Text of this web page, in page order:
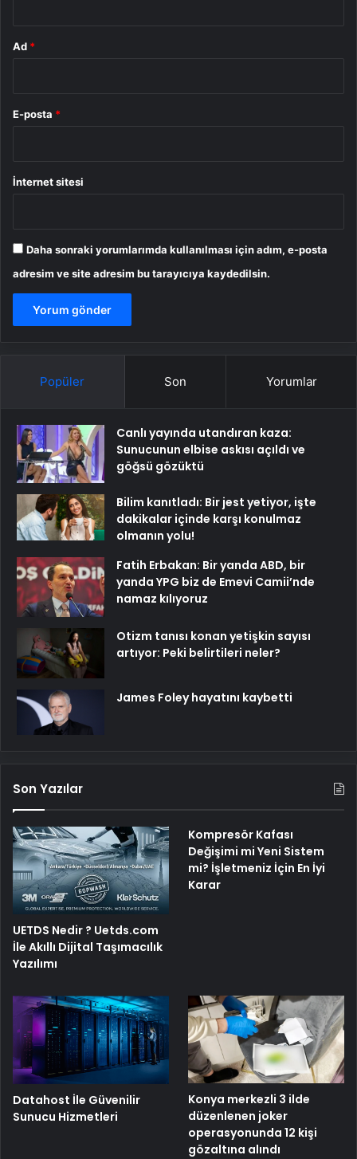
Ad *
E-posta *
İnternet sitesi
Daha sonraki yorumlarımda kullanılması için adım, e-posta
adresim ve site adresim bu tarayıcıya kaydedilsin.
Popüler Son Yorumlar
Canlı yayında utandıran kaza:
Sunucunun elbise askısı açıldı ve
göğsü gözüktü
Bilim kanıtladı: Bir jest yetiyor, işte
dakikalar içinde karşı konulmaz
olmanın yolu!
Fatih Erbakan: Bir yanda ABD, bir
yanda YPG biz de Emevi Camii’nde
namaz kılıyoruz
Otizm tanısı konan yetişkin sayısı
artıyor: Peki belirtileri neler?
James Foley hayatını kaybetti
Son Yazılar
UETDS Nedir ? Uetds.com
İle Akıllı Dijital Taşımacılık
Yazılımı
Kompresör Kafası
Değişimi mi Yeni Sistem
mi? İşletmeniz İçin En İyi
Karar
Datahost İle Güvenilir
Sunucu Hizmetleri
Konya merkezli 3 ilde
düzenlenen joker
operasyonunda 12 kişi
gözaltına alındı